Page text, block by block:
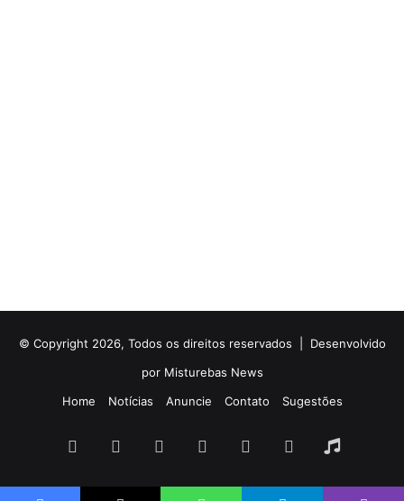
© Copyright 2026, Todos os direitos reservados | Desenvolvido
por Misturebas News
Home
Notícias Anuncie Contato Sugestões
Facebook YouTubeInstagramTelegramWhatsApp